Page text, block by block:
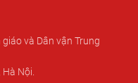
và Dân vận Trung
Nội.